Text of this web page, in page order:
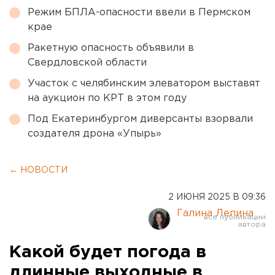
Режим БПЛА-опасности ввели в Пермском
крае
Ракетную опасность объявили в
Свердловской области
Участок с челябинским элеватором выставят
на аукцион по КРТ в этом году
Под Екатеринбургом диверсанты взорвали
создателя дрона «Упырь»
← НОВОСТИ
2 ИЮНЯ 2025 В 09:36
Галина Лепина
Какой будет погода в